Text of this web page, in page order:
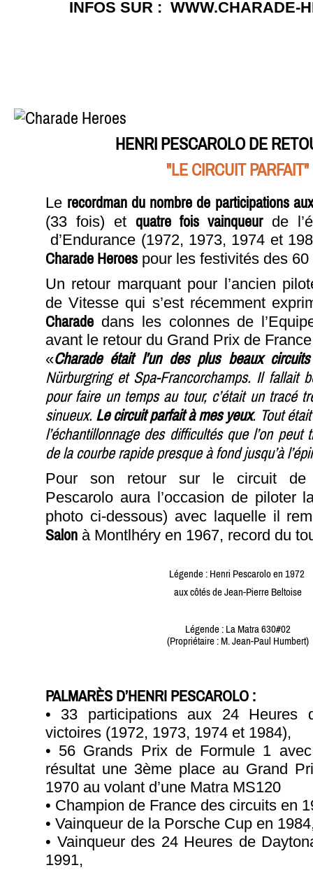
INFOS SUR : WWW.CHARADE-
HENRI PESCAROLO DE
"LE CIRCUIT PARFAIT"
Le recordman du nombre de participations
(33 fois) et quatre fois vainqueurde
d’Endurance (1972, 1973, 1974 et
Charade Heroes pour les festivités des
Un retour marquant pour l’ancien
de Vitesse qui s’est récemment
Charade dans les colonnes de
avant le retour du Grand Prix de
«Charade était l’un des plus beaux
Nürburgring et Spa-Francorchamps. Il fallait
pour faire un temps au tour, c’était un tracé
sinueux. Le circuit parfait à mes yeux. Tout
l’échantillonnage des difficultés que l’on
de la courbe rapide presque à fond jusqu’à
Pour son retour sur le circuit de
Pescarolo aura l’occasion de piloter
photo ci-dessous) avec laquelle il
Salon à Montlhéry en 1967, record du
Légende : Henri Pescarolo en 1972
aux côtés de Jean-Pierre Beltoise
Légende : La Matra 630#02
(Propriétaire : M. Jean-Paul Humbert)
PALMARÈS D’HENRI PESCAROLO :
• 33 participations aux 24 Heures
victoires (1972, 1973, 1974 et 1984),
• 56 Grands Prix de Formule 1
résultat une 3ème place au Grand
1970 au volant d’une Matra MS120
• Champion de France des circuits en
• Vainqueur de la Porsche Cup en
• Vainqueur des 24 Heures de
1991,